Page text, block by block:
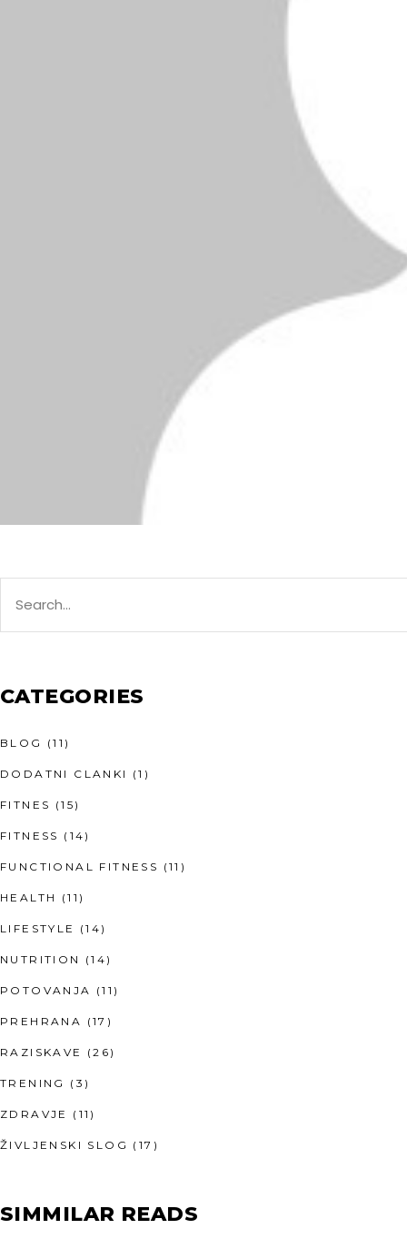
for:
CATEGORIES
BLOG (11)
DODATNI CLANKI (1)
FITNES (15)
FITNESS (14)
FUNCTIONAL FITNESS (11)
HEALTH (11)
LIFESTYLE (14)
NUTRITION (14)
POTOVANJA (11)
PREHRANA (17)
RAZISKAVE (26)
TRENING (3)
ZDRAVJE (11)
ŽIVLJENSKI SLOG (17)
SIMMILAR READS